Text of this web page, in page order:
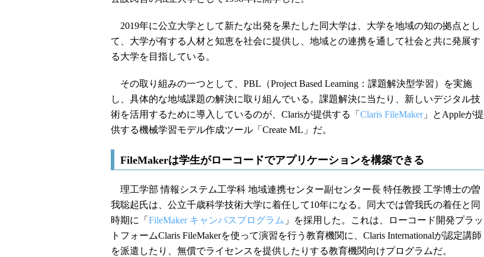
2019年に公立大学として新たな出発を果たした同大学は、大学を地域の知の拠点とし
て、大学が有する人材と知恵を社会に提供し、地域との連携を通して社会と共に発展す
る大学を目指している。
その取り組みの一つとして、PBL（Project Based Learning：課題解決型学習）を実施
し、具体的な地域課題の解決に取り組んでいる。課題解決に当たり、新しいデジタル技
術を活用するために導入しているのが、Clarisが提供する「 Claris FileMaker」とAppleが提
供する機械学習モデル作成ツール「Create ML」だ。
FileMakerは学生がローコードでアプリケーションを構築できる
理工学部 情報システム工学科 地域連携センター副センター長 特任教授 工学博士の曽
我聡起氏は、公立千歳科学技術大学に着任して10年になる。同大では曽我氏の着任と同
時期に「 FileMaker キャンパスプログラム 」を採用した。これは、ローコード開発プラッ
トフォームClaris FileMakerを使って演習を行う教育機関に、Claris Internationalが認定講師
を派遣したり、無償でライセンスを提供したりする教育機関向けプログラムだ。